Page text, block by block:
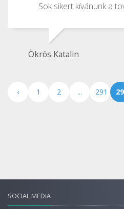
Sok sikert kívánunk a
Ökrös Katalin
‹ 1 2 ... 291
SOCIAL MEDIA